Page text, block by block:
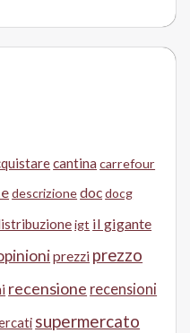
cantina carrefour
descrizionedocdocg
igt il gigante
prezzi prezzo
recensione recensioni
supermercato